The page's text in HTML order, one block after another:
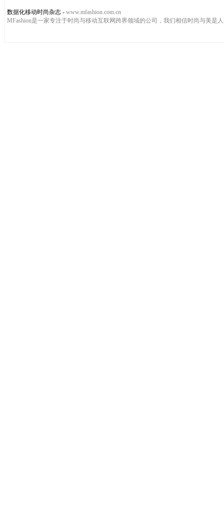
数据化移动时尚杂志 - www.mfashion.com.cn
MFashion是一家专注于时尚与移动互联网跨界领域的公司，我们相信时尚与美